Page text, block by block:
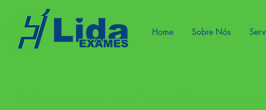
Home Sobre Nós